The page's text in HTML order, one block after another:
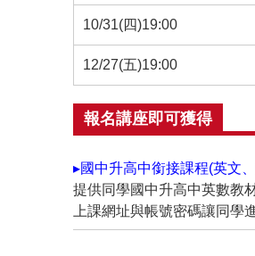
10/31(四)19:00
12/27(五)19:00
報名講座即可獲得
▸國中升高中銜接課程(英文
提供同學國中升高中英數教
上課網址與帳號密碼讓同學